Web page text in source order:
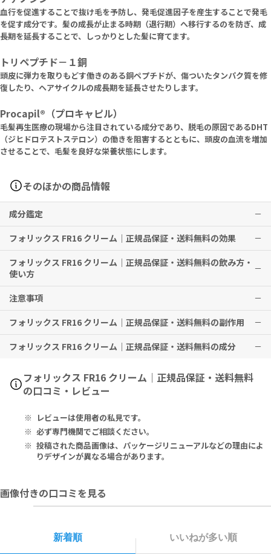
血行を促進することで抜け毛を予防し、発毛促進因子を産生することで発毛
を促す成分です。髪の成長が止まる時期（退行期）へ移行するのを防ぎ、成
長期を延長することで、しっかりとした髪に育てます。
トリペプチド－１銅
頭皮に弾力を取りもどす働きのある銅ペプチドが、傷ついたタンパク質を修
復したり、ヘアサイクルの成長期を延長させたりします。
Procapil®（プロキャピル）
毛髪再生医療の現場から注目されている成分であり、脱毛の原因であるDHT
（ジヒドロテストステロン）の働きを阻害するとともに、頭皮の血流を増加
させることで、毛髪を良好な栄養状態にします。
そのほかの商品情報
成分鑑定
フォリックス FR16 クリーム｜正規品保証・送料無料の効果
育毛
※本剤は、日本国内で適応がないため、使用前に必ず医師・歯科医
師・薬剤師にご相談ください。
※効果には個人差がありますことを予めご了承ください。
フォリックス FR16 クリーム｜正規品保証・送料無料の飲み方・
使い方
本クリーム1mL（約4cm）を指に取り、1日2回、抜け毛や薄毛の気に
なる部分を中心に2～4分間マッサージをし、頭皮になじませます。
使用後はそのまま4時間以上放置してください。
指示以上に使用しても効果は高まりません。
※本剤は、日本国内で適応がないため、使用前に必ず医師・歯科医
師・薬剤師にご相談ください。
注意事項
安心して使用するために、パッチテストを行ってください。
肌に異常があらわれた場合は、使用を中止してください。
色（黄色）する場合がありますが、製品の品質に問題はありません。
変色を抑えるため、使用後は必ず蓋を閉めてください。
本剤はクリーム剤となるため、他の液体商品に比べて液垂れしにくい
寒冷地等で低温保管されていた場合、クリームに含まれるミノキシジ
ルが少し固まり、ざらついた質感になることがあります。使用の際
は、頭皮に浸透できるよう、ざらつきの無い状態にクリームが溶ける
まで指でじっくりマッサージをしてください。
本剤の塗布後は頭皮をすすがないでください。
本剤の使用後は手を洗ってください。
目に入らないように注意してください。万一、目に入った場合には、
フォリックス FR16 クリーム｜正規品保証・送料無料の副作用
皮膚（頭皮の発疹・発赤、かゆみ、かぶれ、ふけ、使用部位の熱感な
精神神経系（頭痛、気が遠くなる、めまい）
循環器（胸の痛み、心拍が速くなる）
代謝系（原因のわからない急激な体重増加、手足のむくみ）
その他、なにか異変を感じた際は速やかに医師の診察をお受けくださ
い。
フォリックス FR16 クリーム｜正規品保証・送料無料の成分
16% Minoxidil USP, Finasteride USP, Adenosine, GHK-Cu Solu
tion, Copper Tripeptide-1, Procapil Blend
actic Acid, Behentrimonium Methosulfate, Propylene Glyco
l, Cetyl Alcohol, Polyacrylate-1 Crosspolymer, Ceteareth-2
0, Phenoxyethanol, Cetearyl Alcohol, Simmondsia Chinensis
(Jojoba) Seed Oil, Emu Oil, Adenosine, Hydrolyzed Collagen
tide-1, Lecithin, Azelaic Acid, Finasteride USP, Copper Pept
ide GHK-Cu, Glycerin/Dipeptide Diaminobutyroyl Benzylamid
ミノキシジル 米国薬局方 16％、フィナステリド 米国薬局方、アデノ
フォリックス FR16 クリーム｜正規品保証・送料無料
の口コミ・レビュー
レビューは使用者の私見です。
必ず専門機関でご相談ください。
投稿された商品画像は、パッケージリニューアルなどの理由によ
りデザインが異なる場合があります。
画像付きの口コミを見る
新着順 いいねが多い順